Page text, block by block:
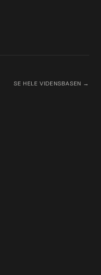
SE HELE VIDENSBASEN →